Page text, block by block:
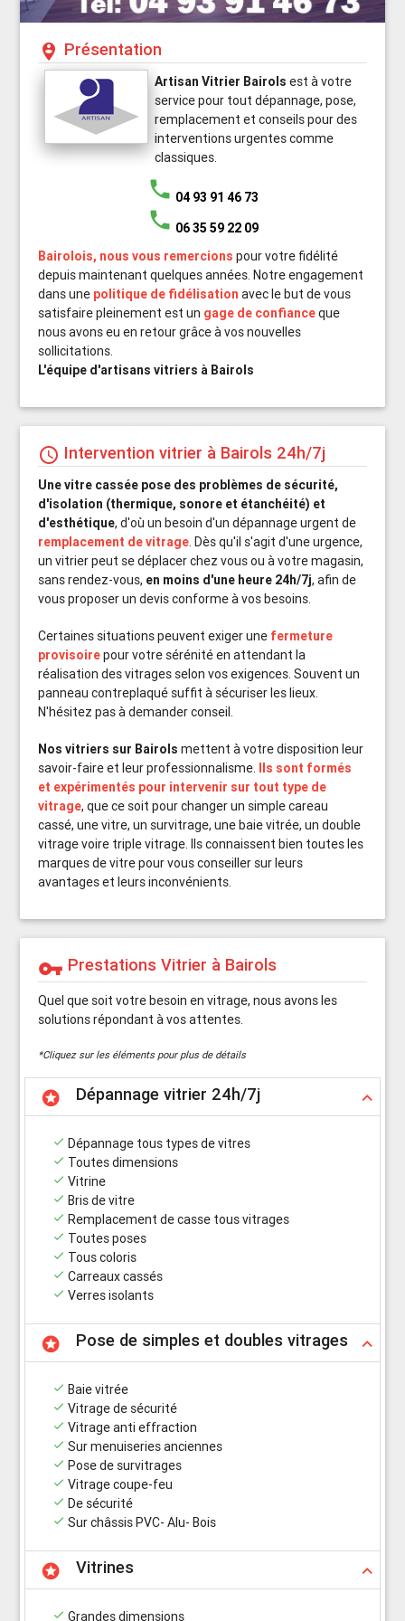
person_pin_circle Présentation
Artisan Vitrier Bairols est à votre
service pour tout dépannage, pose,
remplacement et conseils pour des
interventions urgentes comme
classiques.
phone 04 93 91 46 73
phone 06 35 59 22 09
Bairolois, nous vous remercions pour votre fidélité
depuis maintenant quelques années. Notre engagement
dans une politique de fidélisation avec le but de vous
satisfaire pleinement est un gage de confianceque
nous avons eu en retour grâce à vos nouvelles
sollicitations.
L'équipe d'artisans vitriers à Bairols
schedule Intervention vitrier à Bairols 24h/7j
Une vitre cassée pose des problèmes de sécurité,
d'isolation (thermique, sonore et étanchéité) et
d'esthétique, d'où un besoin d'un dépannage urgent de
remplacement de vitrage. Dès qu'il s'agit d'une urgence,
un vitrier peut se déplacer chez vous ou à votre magasin,
sans rendez-vous, en moins d'une heure 24h/7j, afin de
vous proposer un devis conforme à vos besoins.
Certaines situations peuvent exiger une fermeture
provisoirepour votre sérénité en attendant la
réalisation des vitrages selon vos exigences. Souvent un
panneau contreplaqué suffit à sécuriser les lieux.
N'hésitez pas à demander conseil.
Nos vitriers sur Bairols mettent à votre disposition leur
savoir-faire et leur professionnalisme. Ils sont formés
et expérimentés pour intervenir sur tout type de
vitrage, que ce soit pour changer un simple careau
cassé, une vitre, un survitrage, une baie vitrée, un double
vitrage voire triple vitrage. Ils connaissent bien toutes les
marques de vitre pour vous conseiller sur leurs
avantages et leurs inconvénients.
vpn_key Prestations Vitrier à Bairols
Quel que soit votre besoin en vitrage, nous avons les
solutions répondant à vos attentes.
*Cliquez sur les éléments pour plus de détails
stars keyboard_arrow_up
Dépannage vitrier 24h/7j
done Dépannage tous types de vitres
done Toutes dimensions
done Vitrine
done Bris de vitre
done Remplacement de casse tous vitrages
done Toutes poses
done Tous coloris
done Carreaux cassés
done Verres isolants
stars keyboard_arrow_up
Pose de simples et doubles vitrages
done Baie vitrée
done Vitrage de sécurité
done Vitrage anti effraction
done Sur menuiseries anciennes
done Pose de survitrages
done Vitrage coupe-feu
done De sécurité
done Sur châssis PVC- Alu- Bois
stars keyboard_arrow_up
Vitrines
done Grandes dimensions